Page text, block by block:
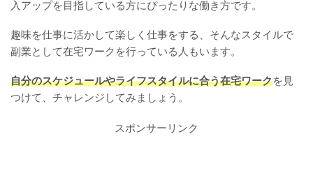
入アップを目指している方にぴったりな働き方です。
趣味を仕事に活かして楽しく仕事をする、そんなスタイルで
副業として在宅ワークを行っている人もいます。
自分のスケジュールやライフスタイルに合う在宅ワークを見
つけて、チャレンジしてみましょう。
スポンサーリンク